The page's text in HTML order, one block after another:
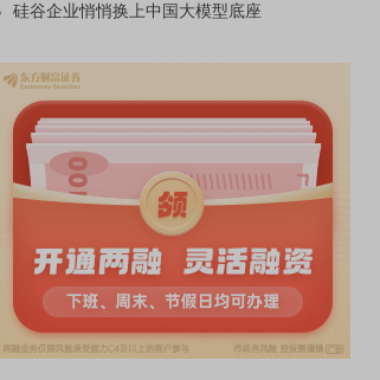
硅谷企业悄悄换上中国大模型底座